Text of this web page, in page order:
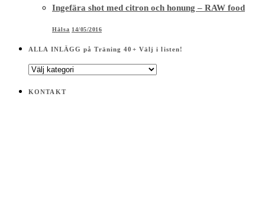
Ingefära shot med citron och honung – RAW food
Hälsa 14/05/2016
ALLA INLÄGG på Träning 40+ Välj i listen!
ALLA
på
KONTAKT